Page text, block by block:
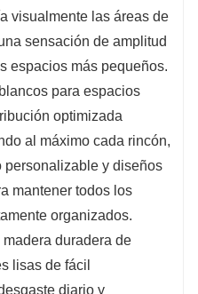
visualmente las áreas de
sensación de amplitud
espacios más pequeños.
para espacios
optimizada
al máximo cada rincón,
personalizable y diseños
mantener todos los
organizados.
duradera de
lisas de fácil
diario y